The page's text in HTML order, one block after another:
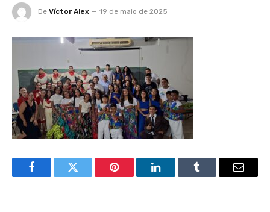
De Víctor Alex 19 de maio de 2025
FacebookTwitter Pinterest LinkedInTumblr Email